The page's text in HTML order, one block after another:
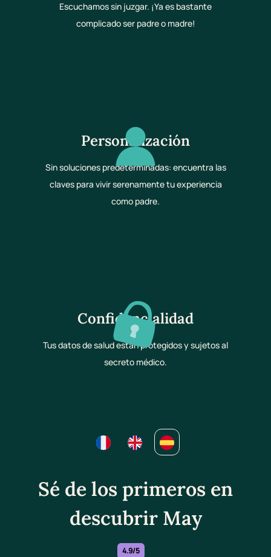
Escuchamos sin juzgar. ¡Ya es bastante
complicado ser padre o madre!
Personalización
Sin soluciones predeterminadas: encuentra las
claves para vivir serenamente tu experiencia
como padre.
Confidencialidad
Tus datos de salud están protegidos y sujetos al
secreto médico.
Sé de los primeros en
descubrir May
4.9/5